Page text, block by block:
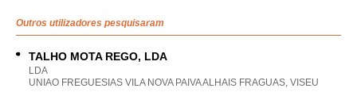
Outros utilizadores pesquisaram
TALHO MOTA REGO, LDA
LDA
UNIAO FREGUESIAS VILA NOVA PAIVA ALHAIS FRAGUAS, VISEU